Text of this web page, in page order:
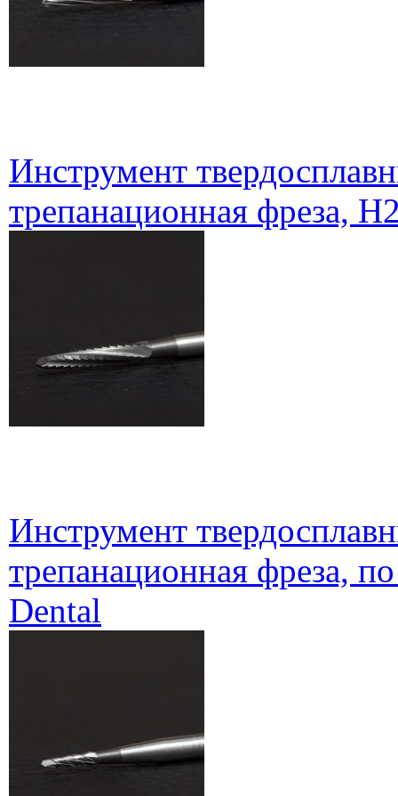
Инструмент
трепанационная фреза,
Инструмент
трепанационная фреза,
Dental